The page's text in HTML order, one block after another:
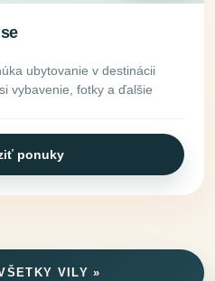
ubytovanie v destinácii
vybavenie, fotky a ďalšie
ponuky
VILY »